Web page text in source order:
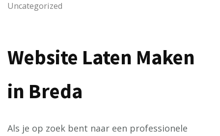
Uncategorized
Website Laten Maken
in Breda
Als je op zoek bent naar een professionele